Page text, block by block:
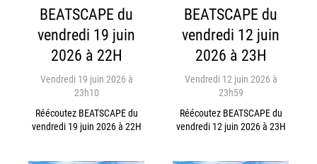
BEATSCAPE du
vendredi 19 juin
2026 à 22H
Vendredi 19 juin 2026 à
23h10
Réécoutez BEATSCAPE du
vendredi 19 juin 2026 à 22H
BEATSCAPE du
vendredi 12 juin
2026 à 23H
Vendredi 12 juin 2026 à
23h59
Réécoutez BEATSCAPE du
vendredi 12 juin 2026 à 23H